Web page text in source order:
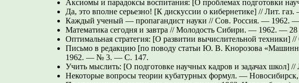
Аксиомы и парадоксы воспитания: [О проблемах подготовки
Да, это вполне серьезно! [К дискуссии о кибернетике] // Лит.
Каждый ученый — пропагандист науки // Сов. Россия. — 1962.
Математика сегодня и завтра // Молодость Сибири. — 1962. — 28
Оптимальная стратегия: [О развитии вычислительной
Письмо в редакцию [по поводу статьи Ю. В. Кнорозова
1962. — № 3. — С. 147.
Учить мыслить: [О подготовке научных кадров и задачах школ]
Некоторые вопросы теории кубатурных формул. —